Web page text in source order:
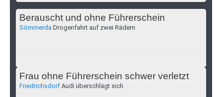
Berauscht und ohne Führerschein
Sömmerda Drogenfahrt auf zwei Rädern
Frau ohne Führerschein schwer verletzt
Friedrichsdorf Audi überschlägt sich